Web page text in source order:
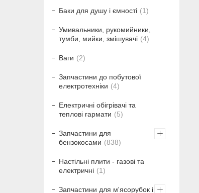
Баки для душу і ємності 1
Умивальники, рукомийники,
тумби, мийки, змішувачі
4
Ваги 2
Запчастини до побутової
електротехніки
4
Електричні обігрівачі та
теплові гармати
5
Запчастини для
бензокосами
838
Настільні плити - газові та
електричні
1
Запчастини для м'ясорубок і